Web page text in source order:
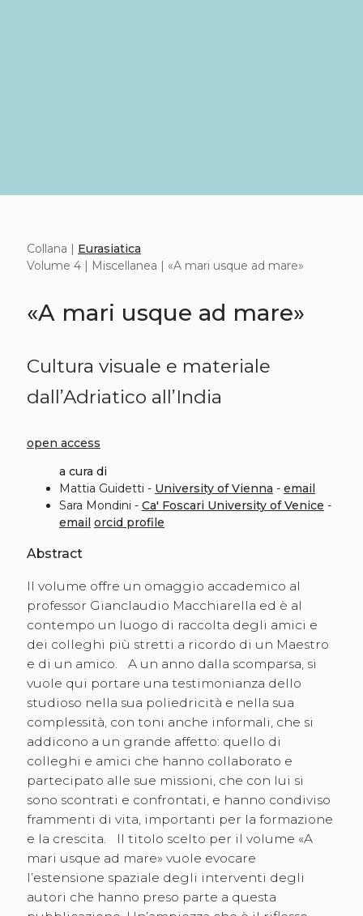
Collana | Eurasiatica
Volume 4 | Miscellanea | «A mari usque ad mare»
«A mari usque ad mare»
Cultura visuale e materiale
dall’Adriatico all’India
open access
a cura di
Mattia Guidetti - University of Vienna - email
Sara Mondini - Ca' Foscari University of Venice -
email orcid profile
Abstract
Il volume offre un omaggio accademico al
professor Gianclaudio Macchiarella ed è al
contempo un luogo di raccolta degli amici e
dei colleghi più stretti a ricordo di un Maestro
e di un amico. A un anno dalla scomparsa, si
vuole qui portare una testimonianza dello
studioso nella sua poliedricità e nella sua
complessità, con toni anche informali, che si
addicono a un grande affetto: quello di
colleghi e amici che hanno collaborato e
partecipato alle sue missioni, che con lui si
sono scontrati e confrontati, e hanno condiviso
frammenti di vita, importanti per la formazione
e la crescita. Il titolo scelto per il volume «A
mari usque ad mare» vuole evocare
l’estensione spaziale degli interventi degli
autori che hanno preso parte a questa